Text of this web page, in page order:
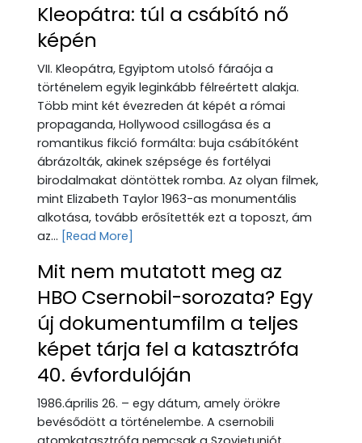
Kleopátra: túl a csábító nő
képén
VII. Kleopátra, Egyiptom utolsó fáraója a
történelem egyik leginkább félreértett alakja.
Több mint két évezreden át képét a római
propaganda, Hollywood csillogása és a
romantikus fikció formálta: buja csábítóként
ábrázolták, akinek szépsége és fortélyai
birodalmakat döntöttek romba. Az olyan filmek,
mint Elizabeth Taylor 1963-as monumentális
alkotása, tovább erősítették ezt a toposzt, ám
az... [Read More]
Mit nem mutatott meg az
HBO Csernobil-sorozata? Egy
új dokumentumfilm a teljes
képet tárja fel a katasztrófa
40. évfordulóján
1986.április 26. – egy dátum, amely örökre
bevésődött a történelembe. A csernobili